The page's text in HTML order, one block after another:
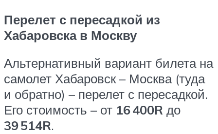
Перелет с пересадкой из
Хабаровска в Москву
Альтернативный вариант билета на
самолет Хабаровск – Москва (туда
и обратно) – перелет с пересадкой.
Его стоимость – от 16 400R до
39 514R.